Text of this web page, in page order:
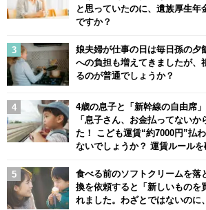
と思っていたのに、遺族厚生年
ですか？
娘夫婦が仕事の日は毎日孫の夕
への負担も増えてきましたが、
るのが普通でしょうか？
4歳の息子と「新幹線の自由席
「息子さん、お金払ってない
た！ こども運賃“約7000円”払
ないでしょうか？ 運賃ルールを
食べる前のソフトクリームを落
換を依頼すると「新しいものを
れました。わざとではないのに